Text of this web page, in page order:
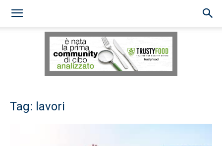
Salvagente
Tag: lavori